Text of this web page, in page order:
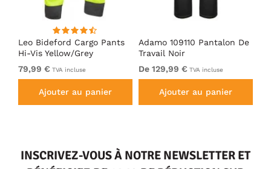
Leo Bideford Cargo Pants
Hi-Vis Yellow/Grey
79,99 € TVA incluse
Ajouter au panier
Adamo 109110 Pantalon De
Travail Noir
De 129,99 € TVA incluse
Ajouter au panier
INSCRIVEZ-VOUS À NOTRE NEWSLETTER ET